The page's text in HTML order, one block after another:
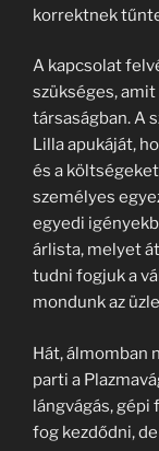
korrektnek
A kapcsolat
szükséges,
társaságban. A
Lilla apukáját,
és a
személyes
egyedi
árlista, melyet
tudni fogjuk a
mondunk az
Hát, álmomban
parti a
lángvágás, gépi
fog kezdődni,